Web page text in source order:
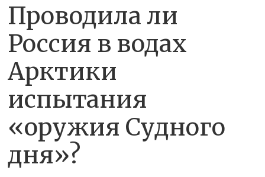
Проводила ли
Россия в водах
Арктики
испытания
«оружия Судного
дня»?